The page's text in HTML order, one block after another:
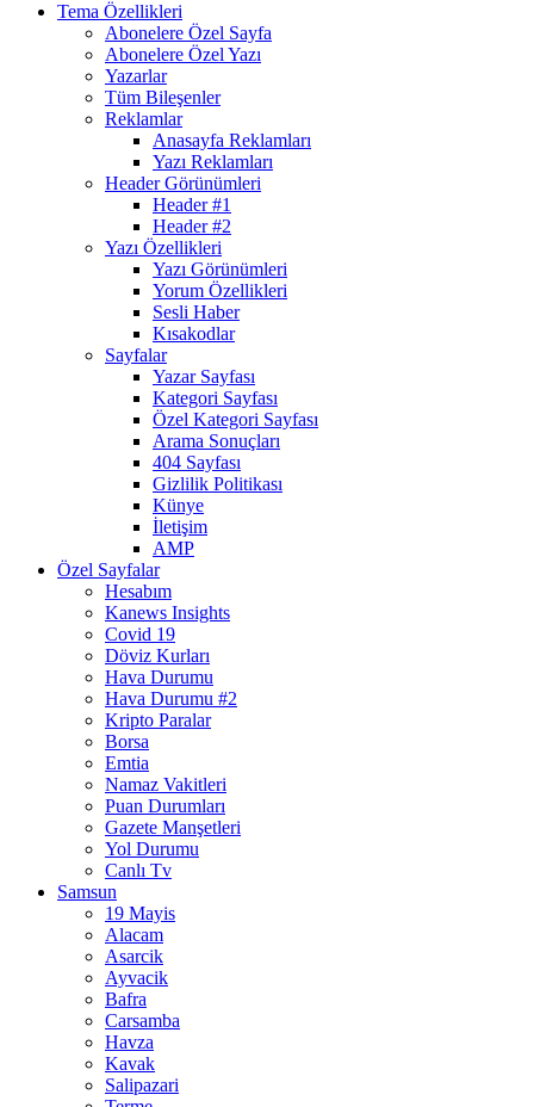
Tema Özellikleri
Abonelere Özel Sayfa
Abonelere Özel Yazı
Yazarlar
Tüm Bileşenler
Reklamlar
Anasayfa Reklamları
Yazı Reklamları
Header Görünümleri
Header #1
Header #2
Yazı Özellikleri
Yazı Görünümleri
Yorum Özellikleri
Sesli Haber
Kısakodlar
Sayfalar
Yazar Sayfası
Kategori Sayfası
Özel Kategori Sayfası
Arama Sonuçları
404 Sayfası
Gizlilik Politikası
Künye
İletişim
AMP
Özel Sayfalar
Hesabım
Kanews Insights
Covid 19
Döviz Kurları
Hava Durumu
Hava Durumu #2
Kripto Paralar
Borsa
Emtia
Namaz Vakitleri
Puan Durumları
Gazete Manşetleri
Yol Durumu
Canlı Tv
Samsun
19 Mayis
Alacam
Asarcik
Ayvacik
Bafra
Carsamba
Havza
Kavak
Salipazari